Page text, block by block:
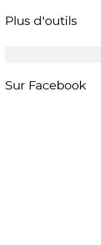
Plus d'outils
Sur Facebook